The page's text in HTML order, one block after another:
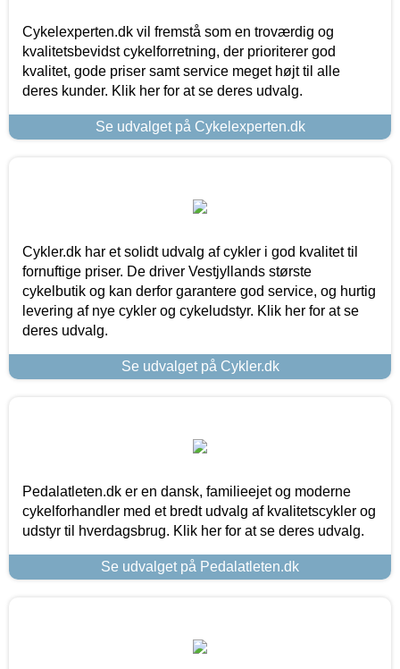
Cykelexperten.dk vil fremstå som en troværdig og
kvalitetsbevidst cykelforretning, der prioriterer god
kvalitet, gode priser samt service meget højt til alle
deres kunder. Klik her for at se deres udvalg.
Se udvalget på Cykelexperten.dk
Cykler.dk har et solidt udvalg af cykler i god kvalitet til
fornuftige priser. De driver Vestjyllands største
cykelbutik og kan derfor garantere god service, og hurtig
levering af nye cykler og cykeludstyr. Klik her for at se
deres udvalg.
Se udvalget på Cykler.dk
Pedalatleten.dk er en dansk, familieejet og moderne
cykelforhandler med et bredt udvalg af kvalitetscykler og
udstyr til hverdagsbrug. Klik her for at se deres udvalg.
Se udvalget på Pedalatleten.dk